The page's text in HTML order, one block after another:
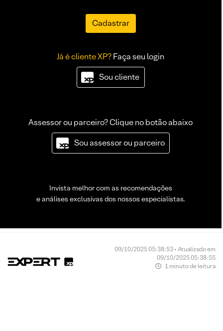
Cadastrar
Já é cliente XP?Faça seu login
Sou cliente
Assessor ou parceiro? Clique no botão abaixo
Sou assessor ou parceiro
Invista melhor com as recomendações
e análises exclusivas dos nossos especialistas.
09/10/2025 05:38:53 • Atualizado em
09/10/2025 05:38:55
1 minuto de leitura